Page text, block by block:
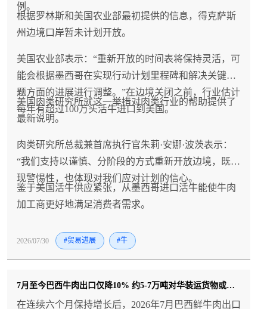
例。
根据罗林斯和美国农业部最初提供的信息，得克萨斯
州边境口岸暂未计划开放。
美国农业部表示：“重新开放的时间表将保持灵活，可
能会根据墨西哥在实现行动计划里程碑和解决关键问
题方面的进展进行调整。”在边境关闭之前，行业估计
每年有超过100万头活牛进口到美国。
美国肉类研究所就这一举措对肉类行业的帮助提供了
最新说明。
肉类研究所总裁兼首席执行官朱莉·安娜·波茨表示：
“我们支持以谨慎、分阶段的方式重新开放边境，既体
现警惕性，也体现对我们应对计划的信心。
鉴于美国活牛供应紧张，从墨西哥进口活牛能使牛肉
加工商更好地满足消费者需求。
2026/07/30 #贸易进展 #牛
7月至今巴西牛肉出口仅降10% 约5-7万吨对华装运货物或被迫转入保税库？
在连续六个月保持增长后，2026年7月巴西鲜牛肉出口